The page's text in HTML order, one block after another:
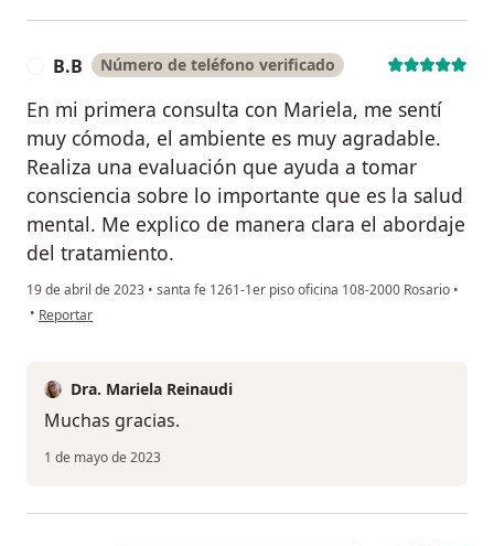
B.B Número de teléfono verificado
En mi primera consulta con Mariela, me sentí
muy cómoda, el ambiente es muy agradable.
Realiza una evaluación que ayuda a tomar
consciencia sobre lo importante que es la salud
mental. Me explico de manera clara el abordaje
del tratamiento.
19 de abril de 2023 • santa fe 1261-1er piso oficina 108-2000 Rosario •
• en opinión del usuario B.B
Reportar
Dra. Mariela Reinaudi
Muchas gracias.
1 de mayo de 2023